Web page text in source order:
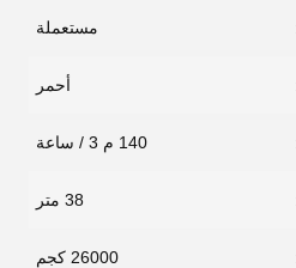
مستعملة
أحمر
140 م 3 / ساعة
38 متر
26000 كجم